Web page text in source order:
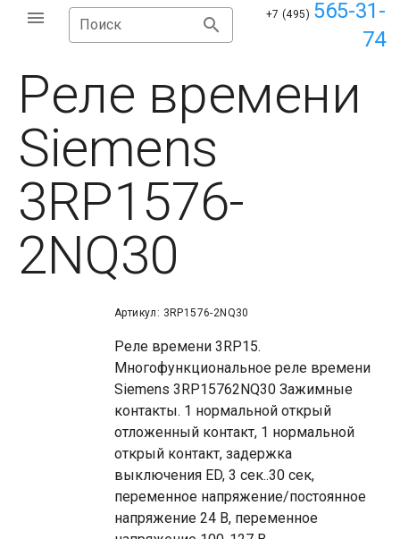
Поиск
+7 (495) 565-31-
74
Реле времени
Siemens
3RP1576-
2NQ30
Артикул: 3RP1576-2NQ30
Реле времени 3RP15.
Многофункциональное реле времени
Siemens 3RP15762NQ30 Зажимные
контакты. 1 нормальной открый
отложенный контакт, 1 нормальной
открый контакт, задержка
выключения ED, 3 сек..30 сек,
переменное напряжение/постоянное
напряжение 24 B, переменное